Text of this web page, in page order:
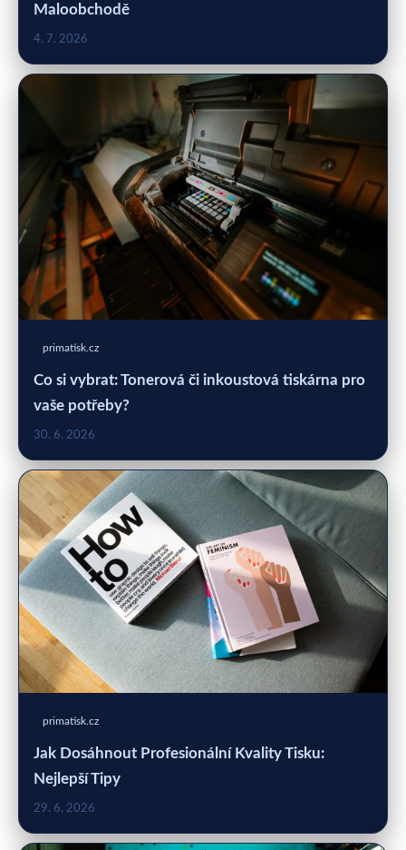
Maloobchodě
4. 7. 2026
primatisk.cz
Co si vybrat: Tonerová či inkoustová tiskárna pro
vaše potřeby?
30. 6. 2026
primatisk.cz
Jak Dosáhnout Profesionální Kvality Tisku:
Nejlepší Tipy
29. 6. 2026